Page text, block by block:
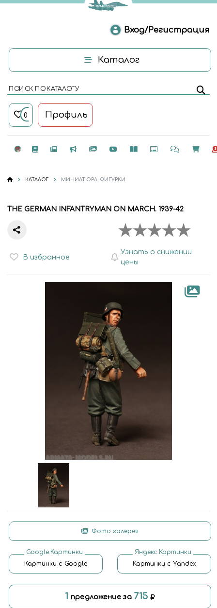
Вход/Регистрация
Каталог
ПОИСК ПО КАТАЛОГУ
0 Профиль
КАТАЛОГ МИНИАТЮРА, ФИГУРКИ
THE GERMAN INFANTRYMAN ON MARCH. 1939-42
В избранное
Узнать о снижении
цены
Фото галерея
Google.Картинки
Картинки с Google
Яндекс.Картинки
Картинки с Yandex
1 предложение за 715